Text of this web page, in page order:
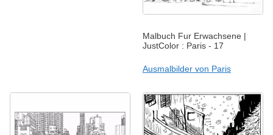
Malbuch Fur Erwachsene |
JustColor : Paris - 17
Ausmalbilder von Paris